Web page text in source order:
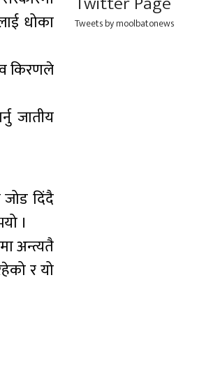
धोका
किरणले
जातीय
जोड दिंदै
।
अन्त्यतै
र यो
Tweets by moolbatonews